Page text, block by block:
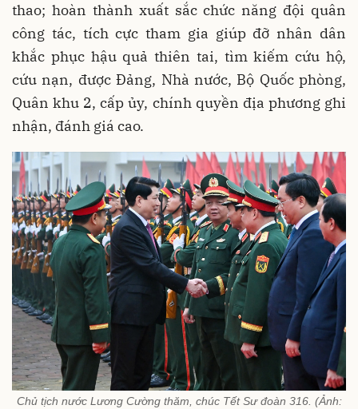
thao; hoàn thành xuất sắc chức năng đội quân
công tác, tích cực tham gia giúp đỡ nhân dân
khắc phục hậu quả thiên tai, tìm kiếm cứu hộ,
cứu nạn, được Đảng, Nhà nước, Bộ Quốc phòng,
Quân khu 2, cấp ủy, chính quyền địa phương ghi
nhận, đánh giá cao.
Chủ tịch nước Lương Cường thăm, chúc Tết Sư đoàn 316. (Ảnh: